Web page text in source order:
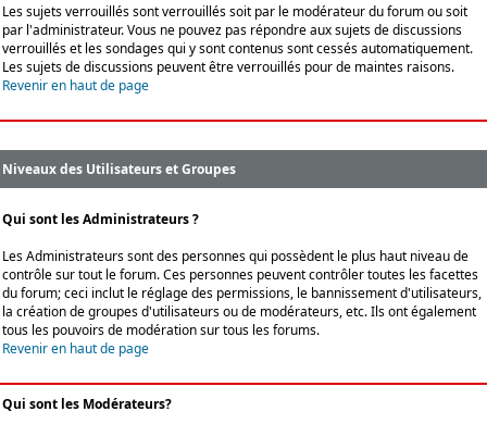
Les sujets verrouillés sont verrouillés soit par le modérateur du forum ou soit
par l'administrateur. Vous ne pouvez pas répondre aux sujets de discussions
verrouillés et les sondages qui y sont contenus sont cessés automatiquement.
Les sujets de discussions peuvent être verrouillés pour de maintes raisons.
Revenir en haut de page
Niveaux des Utilisateurs et Groupes
Qui sont les Administrateurs ?
Les Administrateurs sont des personnes qui possèdent le plus haut niveau de
contrôle sur tout le forum. Ces personnes peuvent contrôler toutes les facettes
du forum; ceci inclut le réglage des permissions, le bannissement d'utilisateurs,
la création de groupes d'utilisateurs ou de modérateurs, etc. Ils ont également
tous les pouvoirs de modération sur tous les forums.
Revenir en haut de page
Qui sont les Modérateurs?